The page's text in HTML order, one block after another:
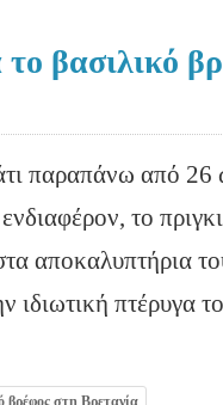
βασιλικό
παραπάνω από 26
το
αποκαλυπτήρια
ιδιωτική πτέρυγα
βρέφος στη Βρετανία